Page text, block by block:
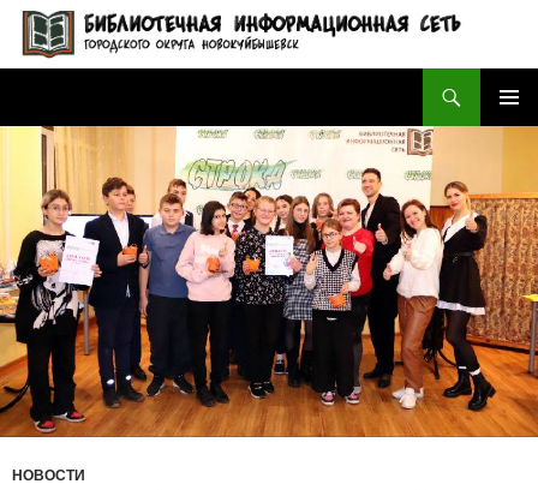
БИБЛИОТЕЧНАЯ ИНФОРМАЦИОННАЯ СЕТЬ городского округа Новокуйбышевск
СОДЕРЖИМОМУ
НОВОСТИ